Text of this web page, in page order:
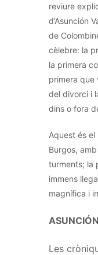
reviure
d’Asunción
de
cèlebre: la
la primera
primera que
del divorci i
dins o fora
Aquest és
Burgos,
turments; la
immens
magnífica i
Les